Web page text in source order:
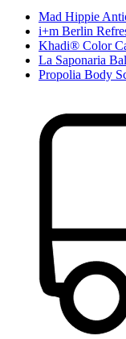
Mad Hippie
i+m Berlin
Khadi® Color
La Saponaria
Propolia Body